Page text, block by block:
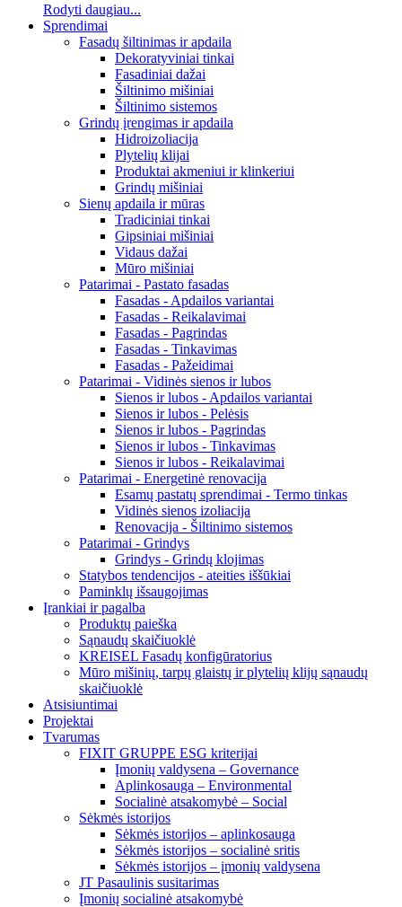
Rodyti daugiau...
Sprendimai
Fasadų šiltinimas ir apdaila
Dekoratyviniai tinkai
Fasadiniai dažai
Šiltinimo mišiniai
Šiltinimo sistemos
Grindų įrengimas ir apdaila
Hidroizoliacija
Plytelių klijai
Produktai akmeniui ir klinkeriui
Grindų mišiniai
Sienų apdaila ir mūras
Tradiciniai tinkai
Gipsiniai mišiniai
Vidaus dažai
Mūro mišiniai
Patarimai - Pastato fasadas
Fasadas - Apdailos variantai
Fasadas - Reikalavimai
Fasadas - Pagrindas
Fasadas - Tinkavimas
Fasadas - Pažeidimai
Patarimai - Vidinės sienos ir lubos
Sienos ir lubos - Apdailos variantai
Sienos ir lubos - Pelėsis
Sienos ir lubos - Pagrindas
Sienos ir lubos - Tinkavimas
Sienos ir lubos - Reikalavimai
Patarimai - Energetinė renovacija
Esamų pastatų sprendimai - Termo tinkas
Vidinės sienos izoliacija
Renovacija - Šiltinimo sistemos
Patarimai - Grindys
Grindys - Grindų klojimas
Statybos tendencijos - ateities iššūkiai
Paminklų išsaugojimas
Įrankiai ir pagalba
Produktų paieška
Sąnaudų skaičiuoklė
KREISEL Fasadų konfigūratorius
Mūro mišinių, tarpų glaistų ir plytelių klijų sąnaudų
skaičiuoklė
Atsisiuntimai
Projektai
Tvarumas
FIXIT GRUPPE ESG kriterijai
Įmonių valdysena – Governance
Aplinkosauga – Environmental
Socialinė atsakomybė – Social
Sėkmės istorijos
Sėkmės istorijos – aplinkosauga
Sėkmės istorijos – socialinė sritis
Sėkmės istorijos – įmonių valdysena
JT Pasaulinis susitarimas
Įmonių socialinė atsakomybė